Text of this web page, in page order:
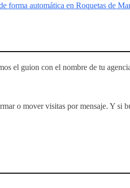
forma automática en Roquetas de Mar
el guion con el nombre de tu
o mover visitas por mensaje. Y si